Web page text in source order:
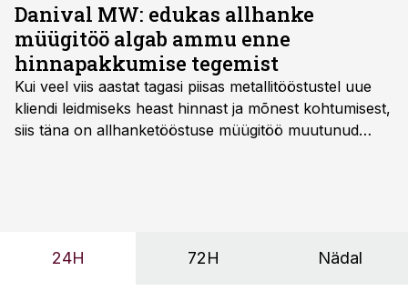
Danival MW: edukas allhanke
müügitöö algab ammu enne
hinnapakkumise tegemist
Kui veel viis aastat tagasi piisas metallitööstustel uue
kliendi leidmiseks heast hinnast ja mõnest kohtumisest,
siis täna on allhanketööstuse müügitöö muutunud
24H 72H Nädal